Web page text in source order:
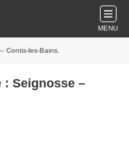
MENU
Contis-les-Bains.